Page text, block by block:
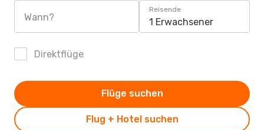
Wann?
Reisende
1 Erwachsener
Direktflüge
Flug + Hotel suchen
Flüge suchen